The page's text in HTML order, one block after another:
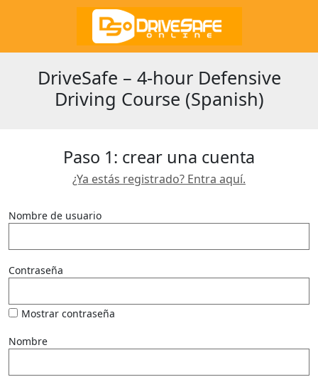
DriveSafe – 4-hour Defensive
Driving Course (Spanish)
Paso 1: crear una cuenta
¿Ya estás registrado? Entra aquí.
Nombre de usuario
Contraseña
Mostrar contraseña
Nombre